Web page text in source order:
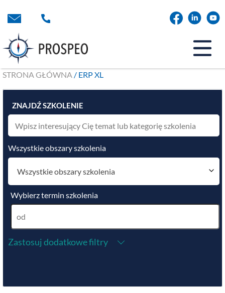
do
STRONA GŁÓWNA / ERP XL
ZNAJDŹ SZKOLENIE
Wszystkie obszary szkolenia
Wszystkie obszary szkolenia
Wybierz termin szkolenia
Zastosuj dodatkowe filtry